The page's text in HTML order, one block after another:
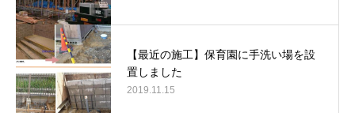
【最近の施工】保育園に手洗い場を設
置しました
2019.11.15